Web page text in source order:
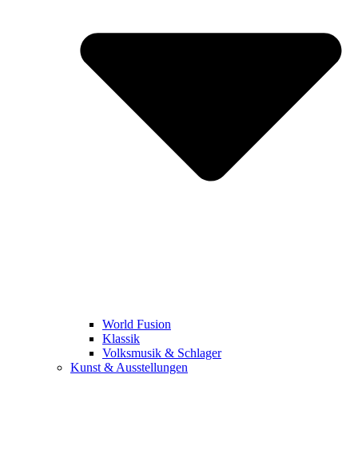
World Fusion
Klassik
Volksmusik & Schlager
Kunst & Ausstellungen